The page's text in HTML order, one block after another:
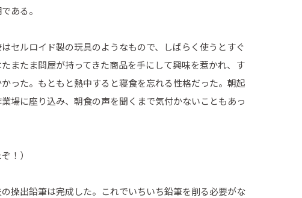
ある。
セルロイド製の玩具のようなもので、しばらく使うとすぐ
またま問屋が持ってきた商品を手にして興味を惹かれ、す
った。もともと熱中すると寝食を忘れる性格だった。朝起
場に座り込み、朝食の声を聞くまで気付かないこともあっ
！）
操出鉛筆は完成した。これでいちいち鉛筆を削る必要がな